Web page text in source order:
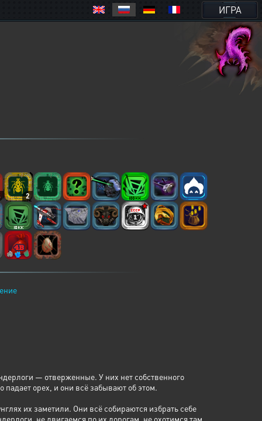
ИГРА
2
— отверженные. У них нет собственного
орех, и они всё забывают об этом.
их заметили. Они всё собираются избрать себе
не двигаемся по их дорогам, не охотимся там,